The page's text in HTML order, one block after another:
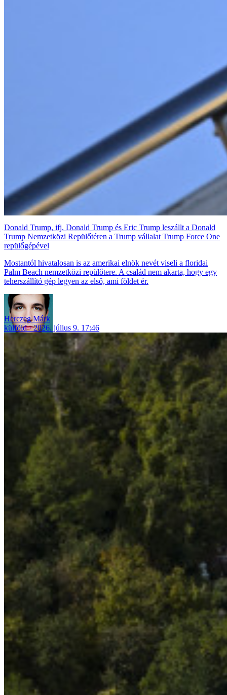
Donald Trump, ifj. Donald Trump és Eric Trump leszállt a Donald
Trump Nemzetközi Repülőtéren a Trump vállalat Trump Force One
repülőgépével
Mostantól hivatalosan is az amerikai elnök nevét viseli a floridai
Palm Beach nemzetközi repülőtere. A család nem akarta, hogy egy
teherszállító gép legyen az első, ami földet ér.
Herczeg Márk
külföld
2026. július 9. 17:46